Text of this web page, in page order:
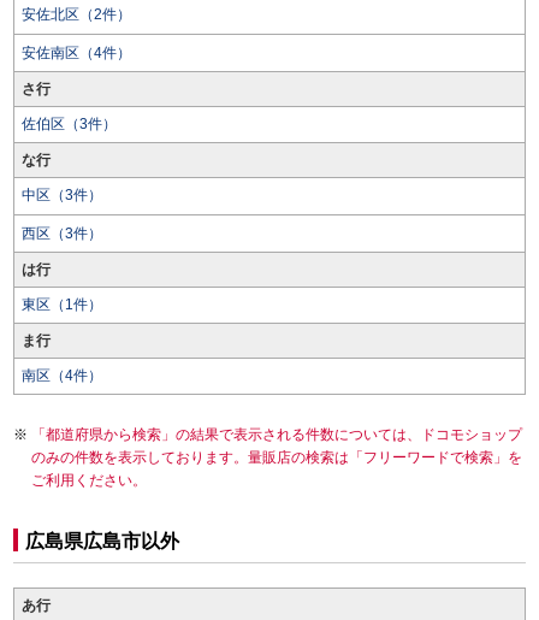
安佐北区（2件）
安佐南区（4件）
さ行
佐伯区（3件）
な行
中区（3件）
西区（3件）
は行
東区（1件）
ま行
南区（4件）
「都道府県から検索」の結果で表示される件数については、ドコモショップ
のみの件数を表示しております。量販店の検索は「フリーワードで検索」を
ご利用ください。
広島県広島市以外
あ行